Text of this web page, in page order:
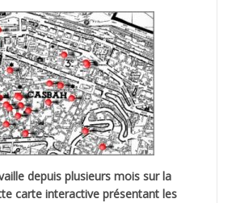
depuis plusieurs mois sur la
carte interactive présentant les